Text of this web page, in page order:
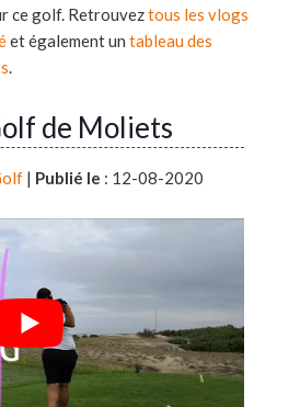
ce golf. Retrouveztous les vlogs
et également un tableau des
.
de Moliets
| Publié le : 12-08-2020